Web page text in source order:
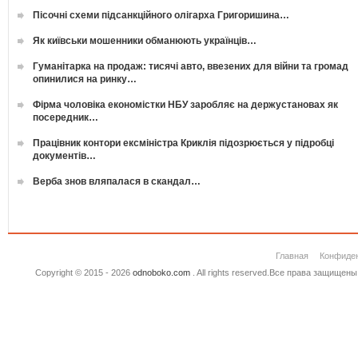
Пісочні схеми підсанкційного олігарха Григоришина…
Як київськи мошенники обманюють українців…
Гуманітарка на продаж: тисячі авто, ввезених для війни та громад
опинилися на ринку…
Фірма чоловіка економістки НБУ заробляє на держустановах як
посередник…
Працівник контори ексміністра Криклія підозрюється у підробці
документів…
Верба знов вляпалася в скандал…
Главная
Copyright © 2015 - 2026 odnoboko.com. All rights reserved.Все права защищены.